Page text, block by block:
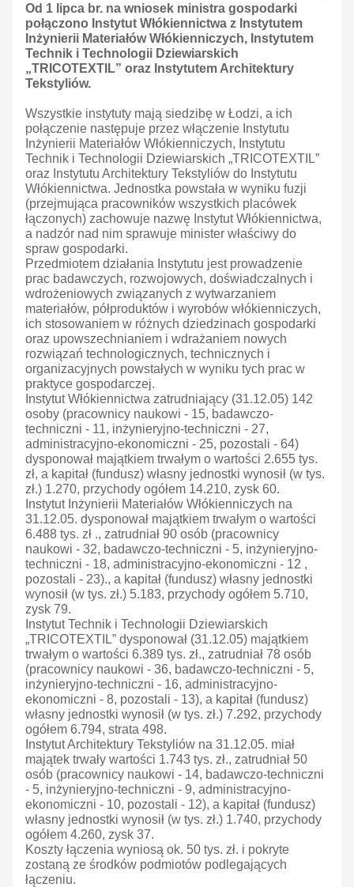
Od 1 lipca br. na wniosek ministra gospodarki
połączono Instytut Włókiennictwa z Instytutem
Inżynierii Materiałów Włókienniczych, Instytutem
Technik i Technologii Dziewiarskich
„TRICOTEXTIL” oraz Instytutem Architektury
Tekstyliów.
Wszystkie instytuty mają siedzibę w Łodzi, a ich
połączenie następuje przez włączenie Instytutu
Inżynierii Materiałów Włókienniczych, Instytutu
Technik i Technologii Dziewiarskich „TRICOTEXTIL”
oraz Instytutu Architektury Tekstyliów do Instytutu
Włókiennictwa. Jednostka powstała w wyniku fuzji
(przejmująca pracowników wszystkich placówek
łączonych) zachowuje nazwę Instytut Włókiennictwa,
a nadzór nad nim sprawuje minister właściwy do
spraw gospodarki.
Przedmiotem działania Instytutu jest prowadzenie
prac badawczych, rozwojowych, doświadczalnych i
wdrożeniowych związanych z wytwarzaniem
materiałów, półproduktów i wyrobów włókienniczych,
ich stosowaniem w różnych dziedzinach gospodarki
oraz upowszechnianiem i wdrażaniem nowych
rozwiązań technologicznych, technicznych i
organizacyjnych powstałych w wyniku tych prac w
praktyce gospodarczej.
Instytut Włókiennictwa zatrudniający (31.12.05) 142
osoby (pracownicy naukowi - 15, badawczo-
techniczni - 11, inżynieryjno-techniczni - 27,
administracyjno-ekonomiczni - 25, pozostali - 64)
dysponował majątkiem trwałym o wartości 2.655 tys.
zł, a kapitał (fundusz) własny jednostki wynosił (w tys.
zł.) 1.270, przychody ogółem 14.210, zysk 60.
Instytut Inżynierii Materiałów Włókienniczych na
31.12.05. dysponował majątkiem trwałym o wartości
6.488 tys. zł ., zatrudniał 90 osób (pracownicy
naukowi - 32, badawczo-techniczni - 5, inżynieryjno-
techniczni - 18, administracyjno-ekonomiczni - 12 ,
pozostali - 23)., a kapitał (fundusz) własny jednostki
wynosił (w tys. zł.) 5.183, przychody ogółem 5.710,
zysk 79.
Instytut Technik i Technologii Dziewiarskich
„TRICOTEXTIL” dysponował (31.12.05) majątkiem
trwałym o wartości 6.389 tys. zł., zatrudniał 78 osób
(pracownicy naukowi - 36, badawczo-techniczni - 5,
inżynieryjno-techniczni - 16, administracyjno-
ekonomiczni - 8, pozostali - 13), a kapitał (fundusz)
własny jednostki wynosił (w tys. zł.) 7.292, przychody
ogółem 6.794, strata 498.
Instytut Architektury Tekstyliów na 31.12.05. miał
majątek trwały wartości 1.743 tys. zł., zatrudniał 50
osób (pracownicy naukowi - 14, badawczo-techniczni
- 5, inżynieryjno-techniczni - 9, administracyjno-
ekonomiczni - 10, pozostali - 12), a kapitał (fundusz)
własny jednostki wynosił (w tys. zł.) 1.740, przychody
ogółem 4.260, zysk 37.
Koszty łączenia wyniosą ok. 50 tys. zł. i pokryte
zostaną ze środków podmiotów podlegających
łączeniu.